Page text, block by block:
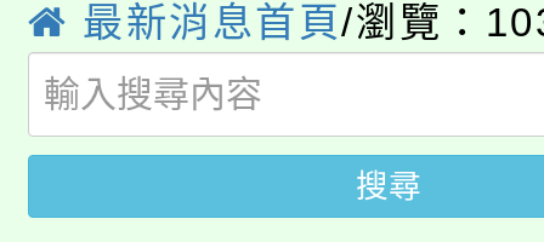
生本土語及新住民語歌
公告本校115學年度第
代理(課)教師甄選結果(
公告本校115學年度第
代理(課)教師甄選結果(
轉知中國文化大學推廣
《TA101》溝通分析基
轉知苗栗縣政府辦理
最新消息首頁/瀏覽：
搜尋